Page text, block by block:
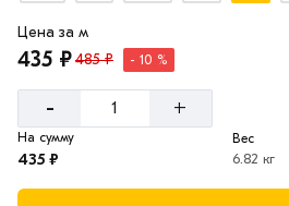
Цена за м
435 ₽485 ₽ - 10 %
- +
На сумму
435 ₽
Вес
6.82 кг